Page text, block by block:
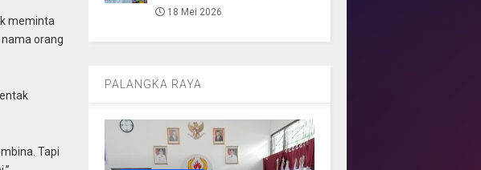
meminta
orang
Tapi
18 Mei 2026
PALANGKA RAYA